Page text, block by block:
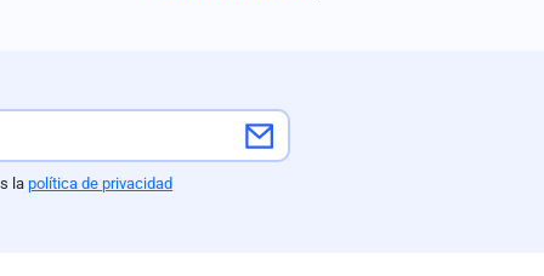
disparos que dejaron ocho
muertos —entre ellos tres
compañeros, tres profesoras,
sus abuelos y el propio
lapolítica de privacidad